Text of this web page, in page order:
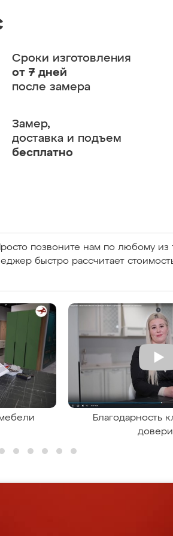
Сроки изготовления
от 7 дней
после замера
Замер,
доставка и подъем
бесплатно
позвоните нам по любому из
быстро рассчитает
Благодарность